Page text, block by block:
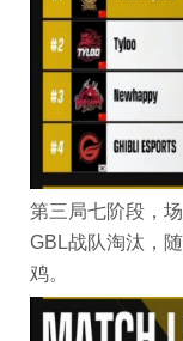
第三局七阶段，
GBL战队淘汰，
鸡。